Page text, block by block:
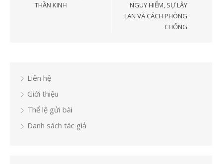
viếtTHẦN KINH
NGUY HIỂM, SỰ LÂY
LAN VÀ CÁCH PHÒNG
CHỐNG
Liên hệ
Giới thiệu
Thể lệ gửi bài
Danh sách tác giả